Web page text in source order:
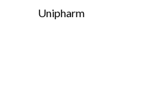
Unipharm